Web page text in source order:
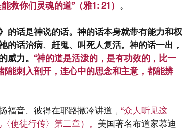
救你们灵魂的道”（雅1: 21） 。
的话是神说的话。神的话本身就带有能力和权
的话治病、赶鬼、叫死人复活。神的话一出，
威力。 “神的道是活泼的，是有功效的，比一
能刺入剖开，连心中的思念和主意，都能辨
福音。彼得在耶路撒冷讲道， “众人听见这
使徒行传〉第二章）。 美国著名布道家慕迪